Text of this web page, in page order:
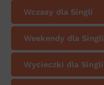
Wczasy dla Singli
Weekendy dla Singli
Wycieczki dla Singli